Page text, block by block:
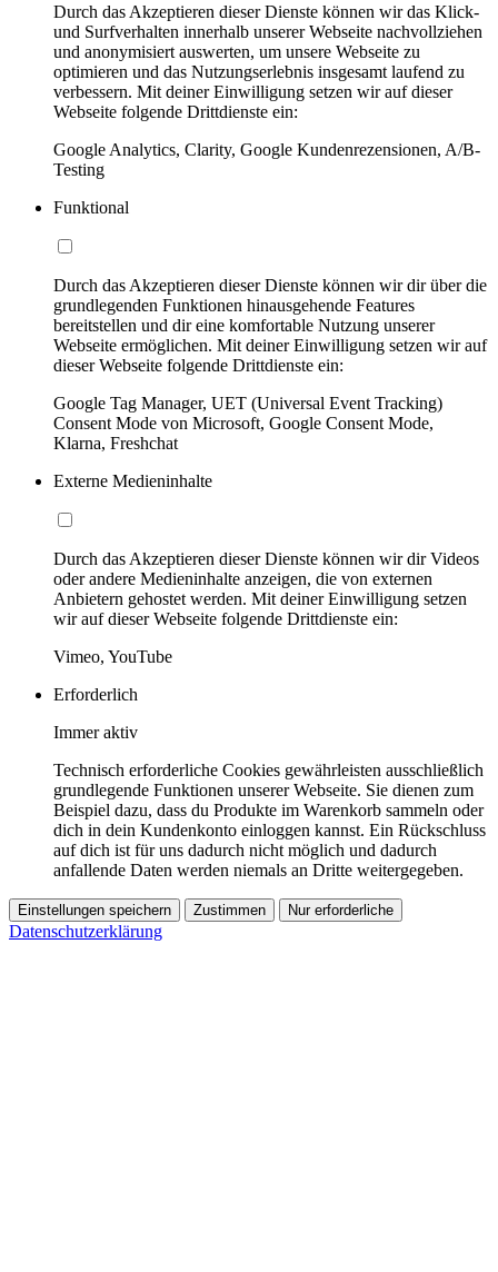
Durch das Akzeptieren dieser Dienste können wir das Klick-
und Surfverhalten innerhalb unserer Webseite nachvollziehen
und anonymisiert auswerten, um unsere Webseite zu
optimieren und das Nutzungserlebnis insgesamt laufend zu
verbessern. Mit deiner Einwilligung setzen wir auf dieser
Webseite folgende Drittdienste ein:
Google Analytics, Clarity, Google Kundenrezensionen, A/B-
Testing
Funktional
Durch das Akzeptieren dieser Dienste können wir dir über die
grundlegenden Funktionen hinausgehende Features
bereitstellen und dir eine komfortable Nutzung unserer
Webseite ermöglichen. Mit deiner Einwilligung setzen wir auf
dieser Webseite folgende Drittdienste ein:
Google Tag Manager, UET (Universal Event Tracking)
Consent Mode von Microsoft, Google Consent Mode,
Klarna, Freshchat
Externe Medieninhalte
Durch das Akzeptieren dieser Dienste können wir dir Videos
oder andere Medieninhalte anzeigen, die von externen
Anbietern gehostet werden. Mit deiner Einwilligung setzen
wir auf dieser Webseite folgende Drittdienste ein:
Vimeo, YouTube
Erforderlich
Immer aktiv
Technisch erforderliche Cookies gewährleisten ausschließlich
grundlegende Funktionen unserer Webseite. Sie dienen zum
Beispiel dazu, dass du Produkte im Warenkorb sammeln oder
dich in dein Kundenkonto einloggen kannst. Ein Rückschluss
auf dich ist für uns dadurch nicht möglich und dadurch
anfallende Daten werden niemals an Dritte weitergegeben.
Einstellungen speichern Zustimmen Nur erforderliche
Datenschutzerklärung